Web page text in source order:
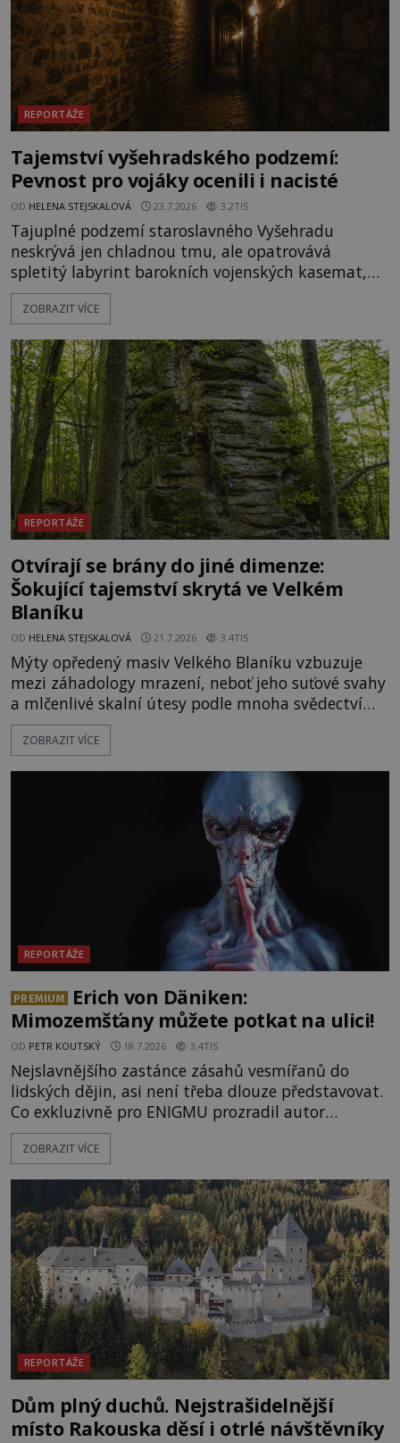
REPORTÁŽE
Tajemství vyšehradského podzemí:
Pevnost pro vojáky ocenili i nacisté
OD HELENA STEJSKALOVÁ 23.7.2026 3.2TIS
Tajuplné podzemí staroslavného Vyšehradu
neskrývá jen chladnou tmu, ale opatrovává
spletitý labyrint barokních vojenských kasemat,
zapomenuté chrámy a vzácné národní poklady.
Hluboko uvnitř mohutné skály nad řekou Vltavou
vyhýbá shonu moderní metropole. Místo, ke
kterému se vážou nejstarší české mýty, ve svých
temných útrobách střeží monumentální
ZOBRAZIT VÍCE
REPORTÁŽE
Otvírají se brány do jiné dimenze:
Šokující tajemství skrytá ve Velkém
Blaníku
OD HELENA STEJSKALOVÁ 21.7.2026 3.4TIS
Mýty opředený masiv Velkého Blaníku vzbuzuje
mezi záhadology mrazení, neboť jeho suťové svahy
a mlčenlivé skalní útesy podle mnoha svědectví
fungují jako anomální zóny, kde selhává lidské
vnímání času i prostoru. Geologické anomálie hory
badatelé zde odkrývají indicie, které propojují
prastaré pohanské kulty, keltské svatyně a zprávy
ZOBRAZIT VÍCE
REPORTÁŽE
PREMIUM
Erich von Däniken:
Mimozemšťany můžete potkat na ulici!
OD PETR KOUTSKÝ 18.7.2026 3.4TIS
Nejslavnějšího zastánce zásahů vesmířanů do
lidských dějin, asi není třeba dlouze představovat.
Co exkluzivně pro ENIGMU prozradil autor
Vzpomínek na budoucnost, švýcarský badatel
Erich von Däniken? Orbitální stanice Viking 1
je umělá družice od povrchu Marsu vzdálena asi
1873 kilometrů, nachá
ZOBRAZIT VÍCE
REPORTÁŽE
Dům plný duchů. Nejstrašidelnější
místo Rakouska děsí i otrlé návštěvníky